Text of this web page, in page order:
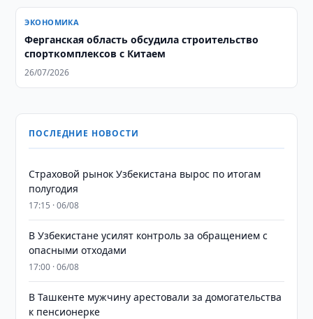
ЭКОНОМИКА
Ферганская область обсудила строительство
спорткомплексов с Китаем
26/07/2026
ПОСЛЕДНИЕ НОВОСТИ
Страховой рынок Узбекистана вырос по итогам
полугодия
17:15 · 06/08
В Узбекистане усилят контроль за обращением с
опасными отходами
17:00 · 06/08
В Ташкенте мужчину арестовали за домогательства
к пенсионерке